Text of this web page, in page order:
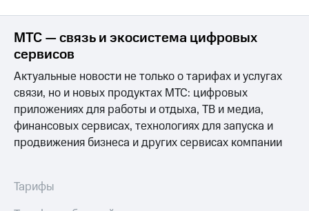
МТС — связь и экосистема цифровых
сервисов
Актуальные новости не только о тарифах и услугах
связи, но и новых продуктах МТС: цифровых
приложениях для работы и отдыха, ТВ и медиа,
финансовых сервисах, технологиях для запуска и
продвижения бизнеса и других сервисах компании
Тарифы